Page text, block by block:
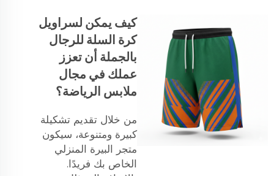
كيف يمكن لسراويل
كرة السلة للرجال
بالجملة أن تعزز
عملك في مجال
ملابس الرياضة؟
من خلال تقديم تشكيلة
كبيرة ومتنوعة، سيكون
متجر البيرة المنزلي
الخاص بك فريدًا.